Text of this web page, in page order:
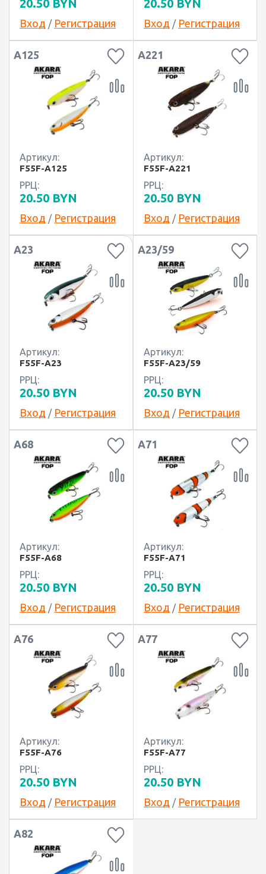
20.50 BYN
Вход / Регистрация
20.50 BYN
Вход / Регистрация
A125
Артикул:
F55F-A125
РРЦ:
20.50 BYN
Вход / Регистрация
A221
Артикул:
F55F-A221
РРЦ:
20.50 BYN
Вход / Регистрация
A23
Артикул:
F55F-A23
РРЦ:
20.50 BYN
Вход / Регистрация
A23/59
Артикул:
F55F-A23/59
РРЦ:
20.50 BYN
Вход / Регистрация
A68
Артикул:
F55F-A68
РРЦ:
20.50 BYN
Вход / Регистрация
A71
Артикул:
F55F-A71
РРЦ:
20.50 BYN
Вход / Регистрация
A76
Артикул:
F55F-A76
РРЦ:
20.50 BYN
Вход / Регистрация
A77
Артикул:
F55F-A77
РРЦ:
20.50 BYN
Вход / Регистрация
A82